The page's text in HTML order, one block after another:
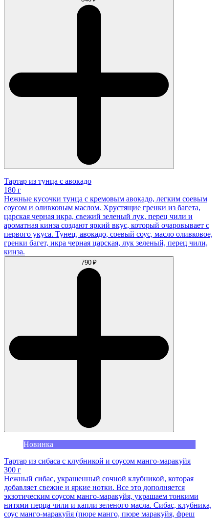
Тартар из тунца с авокадо
180 г
Нежные кусочки тунца с кремовым авокадо, легким соевым
соусом и оливковым маслом. Хрустящие гренки из багета,
царская черная икра, свежий зеленый лук, перец чили и
ароматная кинза создают яркий вкус, который очаровывает с
первого укуса. Тунец, авокадо, соевый соус, масло оливковое,
гренки багет, икра черная царская, лук зеленый, перец чили,
кинза.
790 ₽
Новинка
Тартар из сибаса с клубникой и соусом манго-маракуйя
300 г
Нежный сибас, украшенный сочной клубникой, которая
добавляет свежие и яркие нотки. Все это дополняется
экзотическим соусом манго-маракуйя, украшаем тонкими
нитями перца чили и капли зеленого масла. Сибас, клубника,
соус манго-маракуйя (пюре манго, пюре маракуйя, фреш